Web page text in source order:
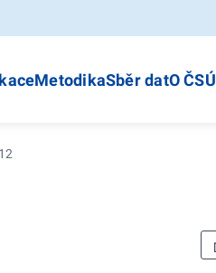
MetodikaSběr datO ČSÚ